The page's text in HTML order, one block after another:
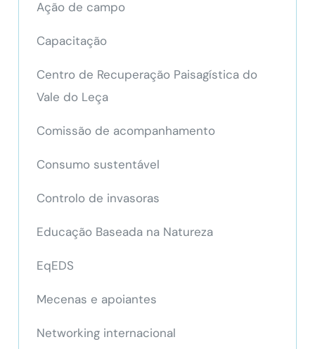
Ação de campo
Capacitação
Centro de Recuperação Paisagística do
Vale do Leça
Comissão de acompanhamento
Consumo sustentável
Controlo de invasoras
Educação Baseada na Natureza
EqEDS
Mecenas e apoiantes
Networking internacional